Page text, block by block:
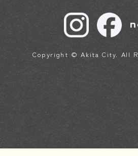
Copyright © Akita City. All